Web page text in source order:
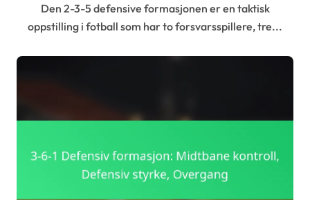
Den 2-3-5 defensive formasjonen er en taktisk
oppstilling i fotball som har to forsvarsspillere, tre...